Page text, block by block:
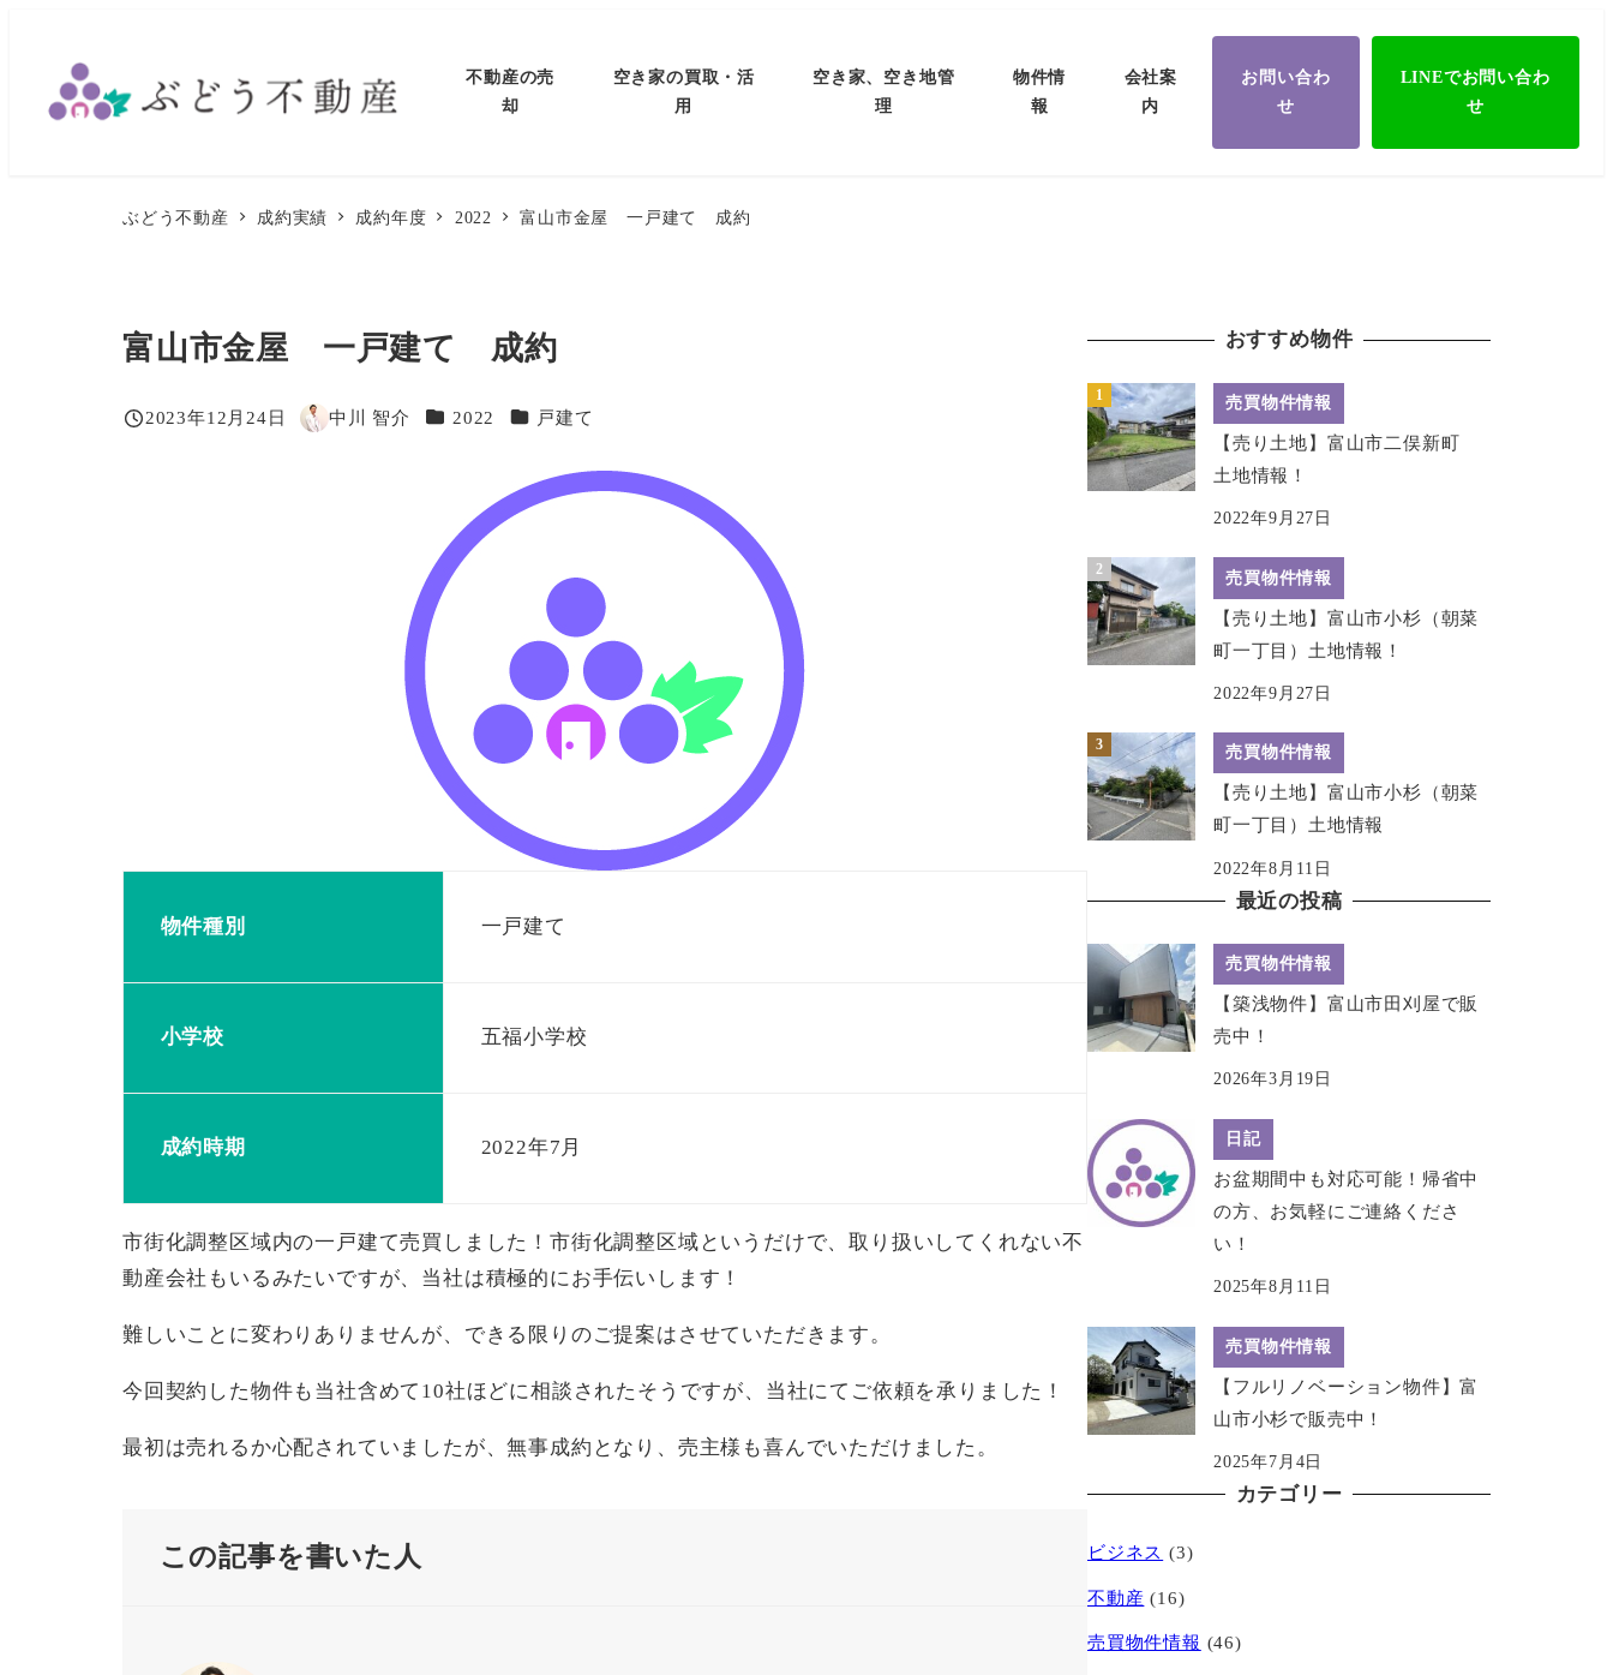
不動産の売
却
空き家の買取・活
用
空き家、空き地管
理
物件情
報
会社案
内
お問い合わ
せ
LINEでお問い合わ
せ
ぶどう不動産 成約実績 成約年度 2022 富山市金屋 一戸建て 成約
富山市金屋 一戸建て 成約
投稿日
2023年12月24日
著
中川 智介 カテゴリー
2022 カテゴリー
戸建て
物件種別 一戸建て
小学校 五福小学校
成約時期 2022年7月
市街化調整区域内の一戸建て売買しました！市街化調整区域というだけで、取り扱いしてくれない不
動産会社もいるみたいですが、当社は積極的にお手伝いします！
難しいことに変わりありませんが、できる限りのご提案はさせていただきます。
今回契約した物件も当社含めて10社ほどに相談されたそうですが、当社にてご依頼を承りました！
最初は売れるか心配されていましたが、無事成約となり、売主様も喜んでいただけました。
この記事を書いた人
おすすめ物件
売買物件情報
【売り土地】富山市二俣新町
土地情報！
2022年9月27日
売買物件情報
【売り土地】富山市小杉（朝菜
町一丁目）土地情報！
2022年9月27日
売買物件情報
【売り土地】富山市小杉（朝菜
町一丁目）土地情報
2022年8月11日
最近の投稿
売買物件情報
【築浅物件】富山市田刈屋で販
売中！
2026年3月19日
日記
お盆期間中も対応可能！帰省中
の方、お気軽にご連絡くださ
い！
2025年8月11日
売買物件情報
【フルリノベーション物件】富
山市小杉で販売中！
2025年7月4日
カテゴリー
ビジネス (3)
不動産 (16)
売買物件情報 (46)